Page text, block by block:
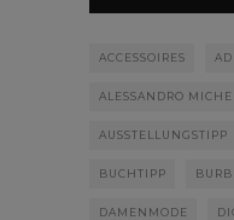
ACCESSOIRES
ALESSANDRO
AUSSTELLUNGSTIPP
BUCHTIPP
DAMENMODE